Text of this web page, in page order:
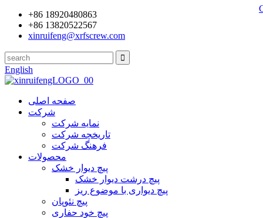
+86 18920480863
+86 13820522567
xinruifeng@xrfscrew.com
English
صفحه اصلی
شرکت
نمایه شرکت
تاریخچه شرکت
فرهنگ شرکت
محصولات
پیچ دیوار خشک
پیچ درشت دیوار خشک
پیچ دیواری با موضوع ریز
پیچ نئوپان
پیچ خود حفاری